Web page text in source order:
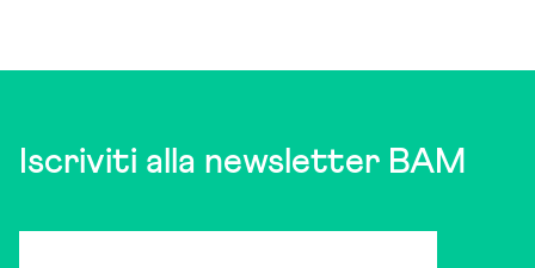
Iscriviti alla newsletter BAM